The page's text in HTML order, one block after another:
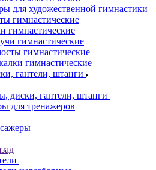
для художественной гимнастики
гимнастические
гимнастические
гимнастические
гимнастические
гимнастические
гантели, штанги
диски, гантели, штанги
для тренажеров